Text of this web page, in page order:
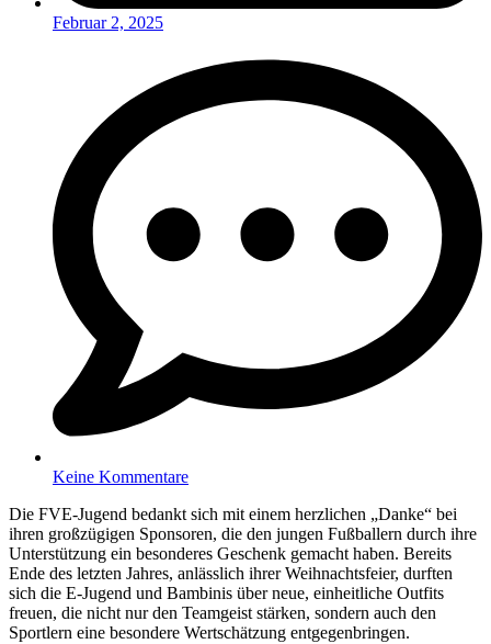
Februar 2, 2025
Keine Kommentare
Die FVE-Jugend bedankt sich mit einem herzlichen „Danke“ bei
ihren großzügigen Sponsoren, die den jungen Fußballern durch ihre
Unterstützung ein besonderes Geschenk gemacht haben. Bereits
Ende des letzten Jahres, anlässlich ihrer Weihnachtsfeier, durften
sich die E-Jugend und Bambinis über neue, einheitliche Outfits
freuen, die nicht nur den Teamgeist stärken, sondern auch den
Sportlern eine besondere Wertschätzung entgegenbringen.